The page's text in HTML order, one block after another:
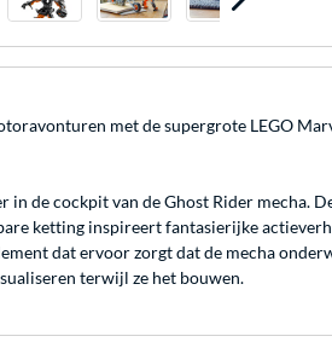
met de supergrote LEGO
de cockpit van de Ghost Rider mecha.
ketting inspireert fantasierijke
dat ervoor zorgt dat de mecha
terwijl ze het bouwen.